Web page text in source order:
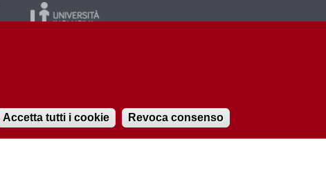
Accetta tutti i cookie Revoca consenso